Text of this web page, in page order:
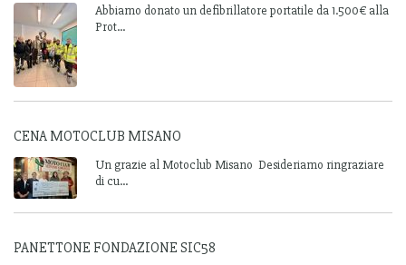
Abbiamo donato un defibrillatore portatile da 1.500€ alla
Prot...
CENA MOTOCLUB MISANO
Un grazie al Motoclub Misano Desideriamo ringraziare
di cu...
PANETTONE FONDAZIONE SIC58